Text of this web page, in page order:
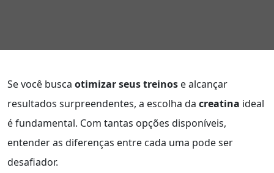
Se você busca otimizar seus treinos e alcançar
resultados surpreendentes, a escolha da creatina ideal
é fundamental. Com tantas opções disponíveis,
entender as diferenças entre cada uma pode ser
desafiador.